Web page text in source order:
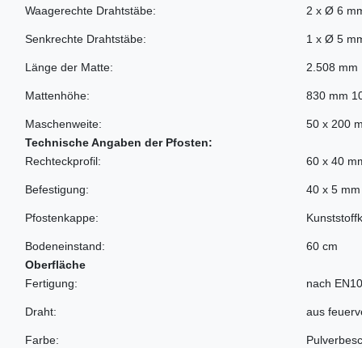
Waagerechte Drahtstäbe:
Senkrechte Drahtstäbe:
Länge der Matte:
Mattenhöhe:
Maschenweite:
2 x Ø 6
1 x Ø 5
2.508 mm
830 mm
50 x 200
Technische Angaben der Pfosten:
Rechteckprofil:
Befestigung:
Pfostenkappe:
Bodeneinstand:
60 x 40
40 x 5
60 cm
Oberfläche
Fertigung:
Draht:
Farbe:
nach
aus